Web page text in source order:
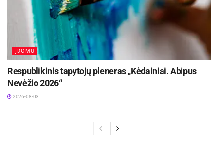
ĮDOMU
Respublikinis tapytojų pleneras „Kėdainiai. Abipus
Nevėžio 2026“
2026-08-03